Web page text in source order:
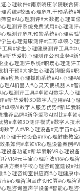
心理软件#南京晓庄学院联合
系统#校园心理危机干预系统#
查#AI心理测评#大数据心理画
理测评系统免费试用#心理测
理测评危机预警系统#心理实
生心理健康测评#江苏卓顿心
具#学生心理健康测评工具#
新华爱聆心理测评公司业务#
心理测评系统#职场心理测评
干预#大学生心理咨询服务#
应急心理援助系统#AI+心理
AI机器人#心灵天使机器人#
理测评工具#卓顿AI数字人心
新华爱聆3D数字人应用#AI心
顿AI数字人服务优势#新华爱
荐品牌#新华爱聆AI对比#卓
#卓顿3D测评模式#数字人技
字人#VR心理设备#元宇宙#心
理干预设备#VR心理健康教
如何#卓顿VR心理设备案例
设备功能#新华爱聆VR心理设
VR#元宇宙心理疗法VR#心理
方案#学校心理咨询室建设#
心理咨询室供应商#心理健康
#心理咨询室建设预算#心理
理咨询室声学设备#智能心理